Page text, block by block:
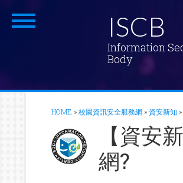
ISCB
Information
Body
HOME »校園資訊安全服務網 » 資安新知 »
【資安
網?